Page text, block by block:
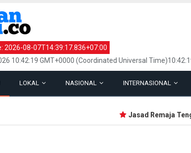
2026-08-07T14:39:17.836+07:00
10:42:19 GMT+0000 (Coordinated Universal
LOKAL NASIONAL INTERNASIONAL
Jasad Remaja